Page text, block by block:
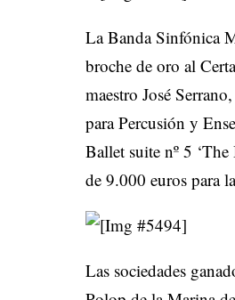
La Banda Sinfónica
broche de oro al
maestro José
para Percusión y
Ballet suite nº 5
de 9.000 euros para
Las sociedades